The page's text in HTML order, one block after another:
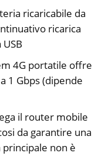
ricaricabile da
ricarica
4G portatile offre
1 Gbps (dipende
il router mobile
da garantire una
principale non è